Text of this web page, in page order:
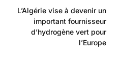
L’Algérie vise à devenir un
important fournisseur
d’hydrogène vert pour
l’Europe